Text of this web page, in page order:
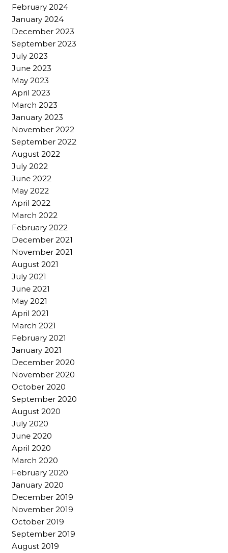
February 2024
January 2024
December 2023
September 2023
July 2023
June 2023
May 2023
April 2023
March 2023
January 2023
November 2022
September 2022
August 2022
July 2022
June 2022
May 2022
April 2022
March 2022
February 2022
December 2021
November 2021
August 2021
July 2021
June 2021
May 2021
April 2021
March 2021
February 2021
January 2021
December 2020
November 2020
October 2020
September 2020
August 2020
July 2020
June 2020
April 2020
March 2020
February 2020
January 2020
December 2019
November 2019
October 2019
September 2019
August 2019